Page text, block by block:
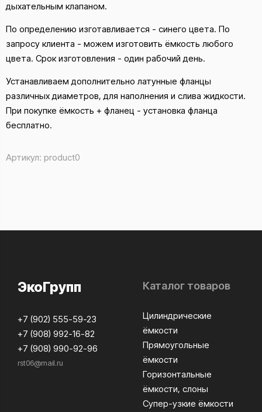
дыхательным клапаном.
По определению изготавливается - синего цвета. По
запросу клиента - можем изготовить ёмкость любого
цвета. Срок изготовления - один рабочий день.
Устанавливаем дополнительно латунные фланцы
различных диаметров, для наполнения и слива жидкости.
При покупке ёмкость + фланец - установка фланца
бесплатно.
Артикул: product0
ЭкоГрупп
+7 (902) 555-59-23
+7 (908) 992-16-82
+7 (908) 990-92-96
rst06@mail.ru
Каталог товаров
Цилиндрические
ёмкости
Прямоугольные
ёмкости
Горизонтальные
ёмкости, слоны
Супер-узкие ёмкости